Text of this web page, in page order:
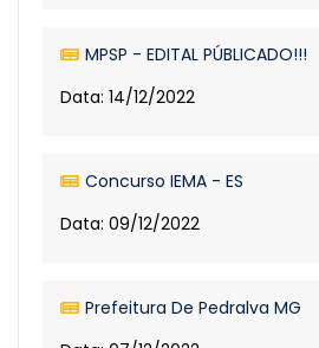
MPSP - EDITAL PÚBLICADO!!!
Data: 14/12/2022
Concurso IEMA - ES
Data: 09/12/2022
Prefeitura De Pedralva MG